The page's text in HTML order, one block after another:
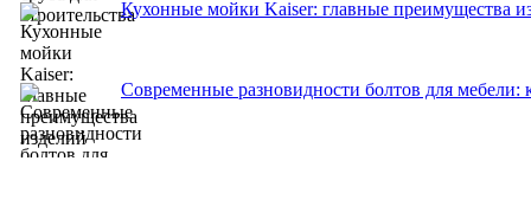
Кухонные мойки Kaiser: главные преимущества
Современные разновидности болтов для мебели: